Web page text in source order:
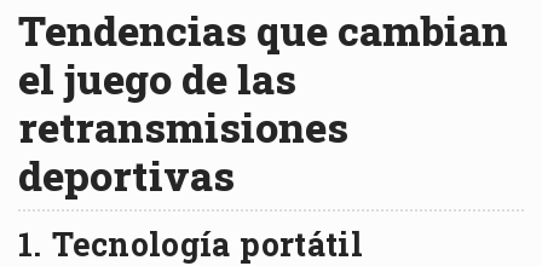
Tendencias que cambian
el juego de las
retransmisiones
deportivas
1. Tecnología portátil